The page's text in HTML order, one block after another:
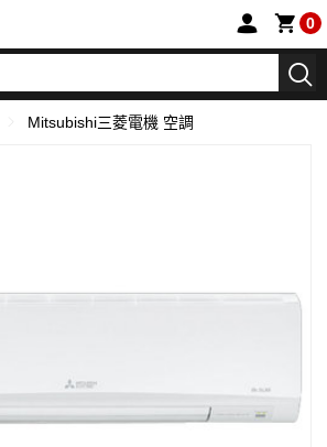
0
Mitsubishi三菱電機 空調